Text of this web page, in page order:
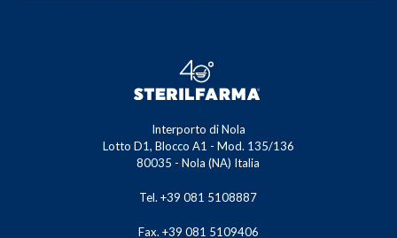
Interporto di Nola
Lotto D1, Blocco A1 - Mod. 135/136
80035 - Nola (NA) Italia
Tel. +39 081 5108887
Fax. +39 081 5109406